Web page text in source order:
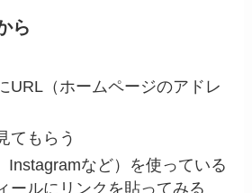
ら
URL（ホームページのアドレ
てもらう
Instagramなど）を使っている
ールにリンクを貼ってみる